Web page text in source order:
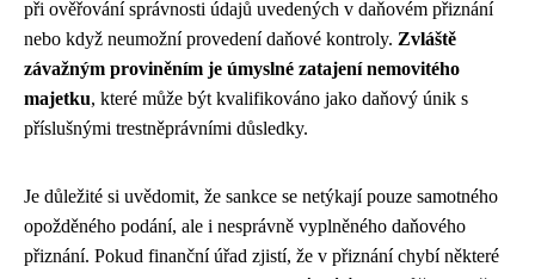
při ověřování správnosti údajů uvedených v daňovém přiznání
nebo když neumožní provedení daňové kontroly. Zvláště
závažným proviněním je úmyslné zatajení nemovitého
majetku, které může být kvalifikováno jako daňový únik s
příslušnými trestněprávními důsledky.
Je důležité si uvědomit, že sankce se netýkají pouze samotného
opožděného podání, ale i nesprávně vyplněného daňového
přiznání. Pokud finanční úřad zjistí, že v přiznání chybí některé